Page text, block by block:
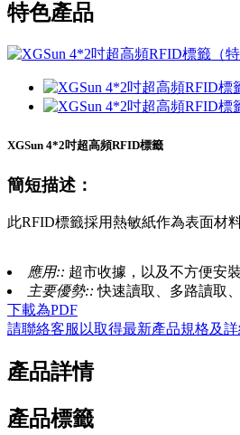
特色產品
XGSun 4*2吋超高頻RFID標籤
簡短描述：
此RFID標籤採用熱敏紙作為表面材
應用:: 超市收據，以及不方便安
主要優勢::快速讀取、多路讀取
下載為PDF
請聯絡客服以取得最新產品規格及詳
產品詳情
產品標籤